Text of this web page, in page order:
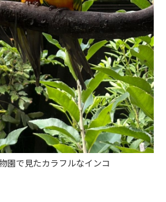
園で見たカラフルなインコ